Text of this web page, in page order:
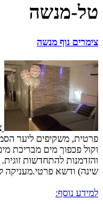
טל-מנשה
צימרים נוף מנשה
פרטית, משקיפים ליער
וקול פכפוך מים מבריכת
שינה) ודשא
למידע נוסף: